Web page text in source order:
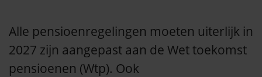
Alle pensioenregelingen moeten uiterlijk in
2027 zijn aangepast aan de Wet toekomst
pensioenen (Wtp). Ook